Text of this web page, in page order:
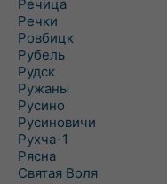
Речица
Речки
Ровбицк
Рубель
Рудск
Ружаны
Русино
Русиновичи
Рухча-1
Рясна
Святая Воля